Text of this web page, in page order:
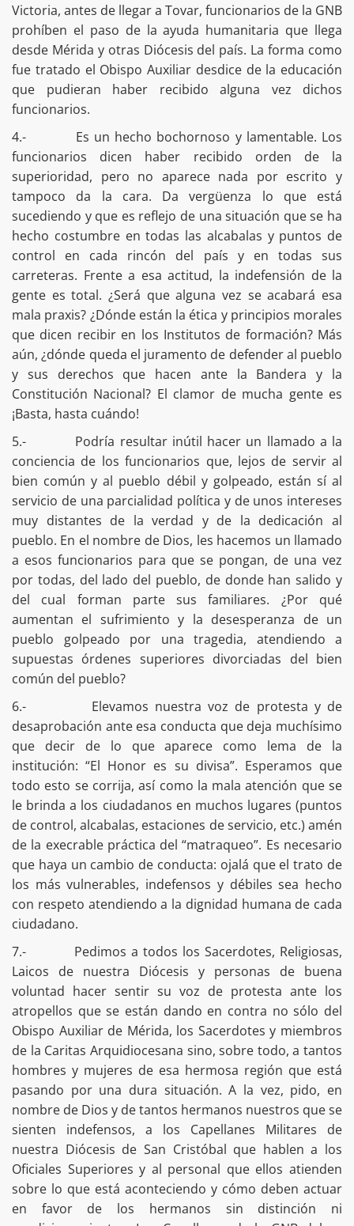
Victoria, antes de llegar a Tovar, funcionarios de la GNB
prohíben el paso de la ayuda humanitaria que llega
desde Mérida y otras Diócesis del país. La forma como
fue tratado el Obispo Auxiliar desdice de la educación
que pudieran haber recibido alguna vez dichos
funcionarios.
4.- Es un hecho bochornoso y lamentable. Los
funcionarios dicen haber recibido orden de la
superioridad, pero no aparece nada por escrito y
tampoco da la cara. Da vergüenza lo que está
sucediendo y que es reflejo de una situación que se ha
hecho costumbre en todas las alcabalas y puntos de
control en cada rincón del país y en todas sus
carreteras. Frente a esa actitud, la indefensión de la
gente es total. ¿Será que alguna vez se acabará esa
mala praxis? ¿Dónde están la ética y principios morales
que dicen recibir en los Institutos de formación? Más
aún, ¿dónde queda el juramento de defender al pueblo
y sus derechos que hacen ante la Bandera y la
Constitución Nacional? El clamor de mucha gente es
¡Basta, hasta cuándo!
5.- Podría resultar inútil hacer un llamado a la
conciencia de los funcionarios que, lejos de servir al
bien común y al pueblo débil y golpeado, están sí al
servicio de una parcialidad política y de unos intereses
muy distantes de la verdad y de la dedicación al
pueblo. En el nombre de Dios, les hacemos un llamado
a esos funcionarios para que se pongan, de una vez
por todas, del lado del pueblo, de donde han salido y
del cual forman parte sus familiares. ¿Por qué
aumentan el sufrimiento y la desesperanza de un
pueblo golpeado por una tragedia, atendiendo a
supuestas órdenes superiores divorciadas del bien
común del pueblo?
6.- Elevamos nuestra voz de protesta y de
desaprobación ante esa conducta que deja muchísimo
que decir de lo que aparece como lema de la
institución: “El Honor es su divisa”. Esperamos que
todo esto se corrija, así como la mala atención que se
le brinda a los ciudadanos en muchos lugares (puntos
de control, alcabalas, estaciones de servicio, etc.) amén
de la execrable práctica del “matraqueo”. Es necesario
que haya un cambio de conducta: ojalá que el trato de
los más vulnerables, indefensos y débiles sea hecho
con respeto atendiendo a la dignidad humana de cada
ciudadano.
7.- Pedimos a todos los Sacerdotes, Religiosas,
Laicos de nuestra Diócesis y personas de buena
voluntad hacer sentir su voz de protesta ante los
atropellos que se están dando en contra no sólo del
Obispo Auxiliar de Mérida, los Sacerdotes y miembros
de la Caritas Arquidiocesana sino, sobre todo, a tantos
hombres y mujeres de esa hermosa región que está
pasando por una dura situación. A la vez, pido, en
nombre de Dios y de tantos hermanos nuestros que se
sienten indefensos, a los Capellanes Militares de
nuestra Diócesis de San Cristóbal que hablen a los
Oficiales Superiores y al personal que ellos atienden
sobre lo que está aconteciendo y cómo deben actuar
en favor de los hermanos sin distinción ni